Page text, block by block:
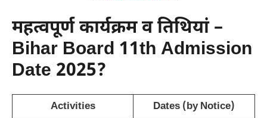
महत्वपूर्ण कार्यक्रम व तिथियां –
Bihar Board 11th Admission
Date 2025?
Activities
Dates (by Notice)